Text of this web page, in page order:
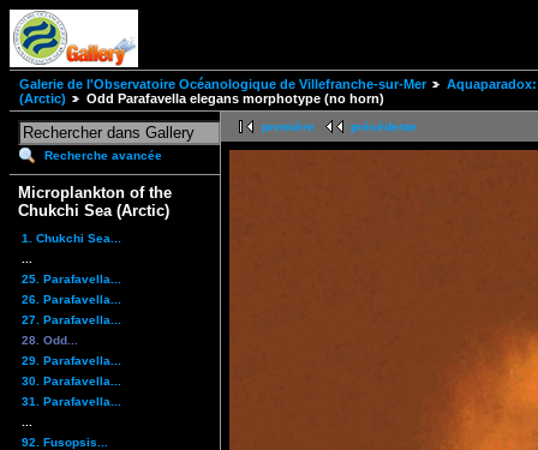
Galerie de l'Observatoire Océanologique de Villefranche-sur-Mer
(Arctic)
Odd Parafavella elegans morphotype (no horn)
Recherche avancée
Microplankton of the
Chukchi Sea (Arctic)
1. Chukchi Sea...
25. Parafavella...
26. Parafavella...
27. Parafavella...
28. Odd...
29. Parafavella...
30. Parafavella...
31. Parafavella...
92. Fusopsis...
première précédente